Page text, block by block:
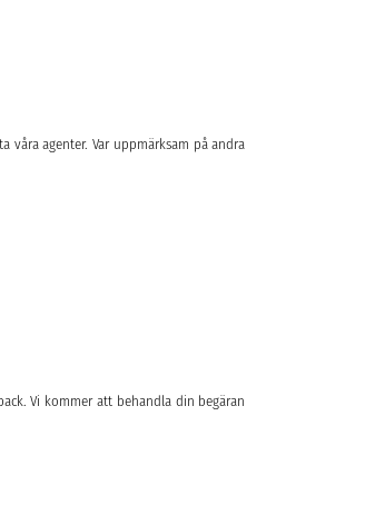
agenter. Var uppmärksam på andra
Vi kommer att behandla din begäran